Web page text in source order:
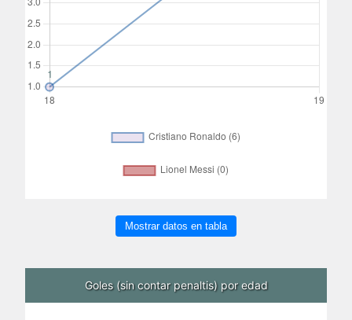
Mostrar datos en tabla
Goles (sin contar penaltis) por edad